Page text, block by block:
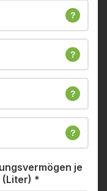
?
?
?
?
je
(Liter) *